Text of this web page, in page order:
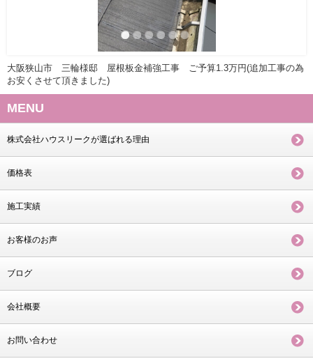
大阪狭山市 三輪様邸 屋根板金補強工事 ご予算1.3万円(追加工事の為
お安くさせて頂きました)
MENU
株式会社ハウスリークが選ばれる理由
価格表
施工実績
お客様のお声
ブログ
会社概要
お問い合わせ